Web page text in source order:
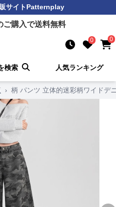
サイトPatternplay
ご購入で送料無料
0 0
検索 人気ランキング
› 柄 パンツ 立体的迷彩柄ワイドデ